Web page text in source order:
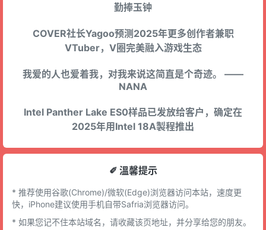
勤捧玉钟
COVER社长Yagoo预测2025年更多创作者兼职
VTuber，V圈完美融入游戏生态
我爱的人也爱着我，对我来说这简直是个奇迹。 ——
NANA
Intel Panther Lake ES0样品已发放给客户，确定在
2025年用Intel 18A製程推出
✐ 溫馨提示
* 推荐使用谷歌(Chrome)/微软(Edge)浏览器访问本站，速度更
快，iPhone建议使用手机自带Safria浏览器访问。
* 如果您记不住本站域名，请收藏该页地址，并分享给您的朋友。